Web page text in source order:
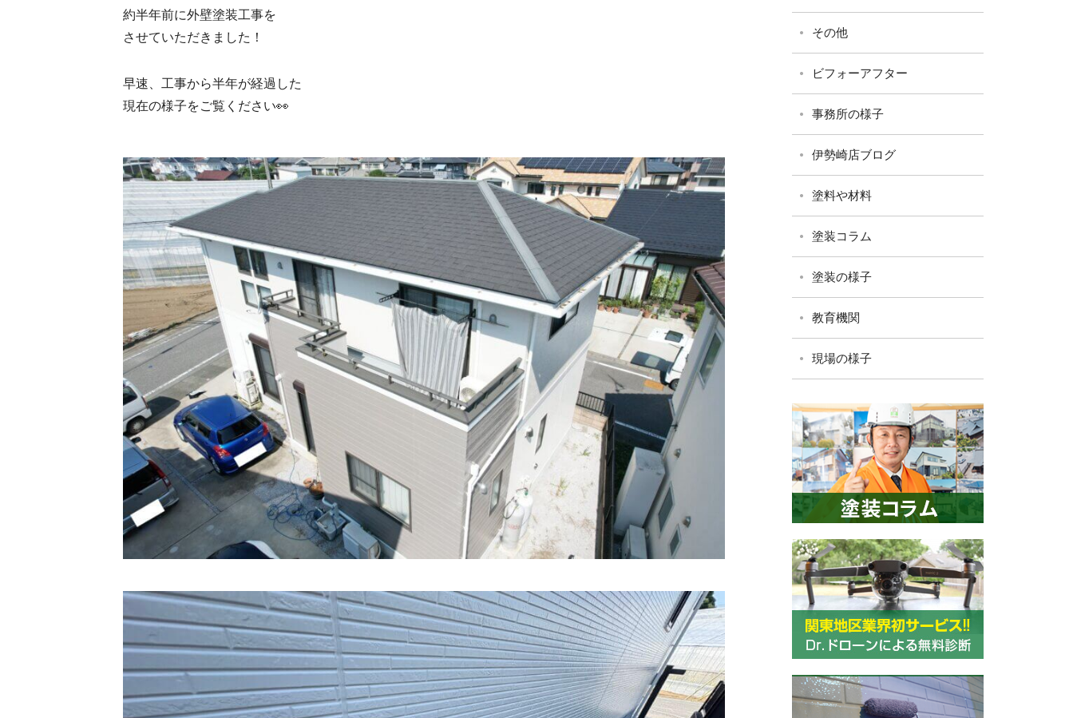
約半年前に外壁塗装工事を
させていただきました！
早速、工事から半年が経過した
現在の様子をご覧ください👀
その他
ビフォーアフター
事務所の様子
伊勢崎店ブログ
塗料や材料
塗装コラム
塗装の様子
教育機関
現場の様子